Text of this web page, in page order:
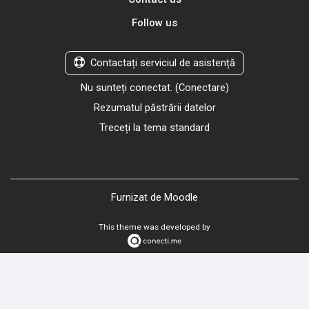
Follow us
Contactați serviciul de asistență
Nu sunteți conectat. (Conectare)
Rezumatul păstrării datelor
Treceți la tema standard
Furnizat de Moodle
This theme was developed by